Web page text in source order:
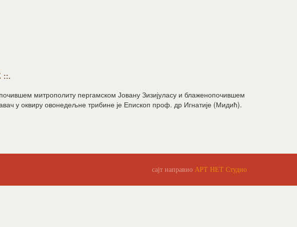
::.
митрополиту пергамском Јовану Зизијуласу и блаженопочившем
у оквиру овонедељне трибине је Епископ проф. др Игнатије (Мидић).
сајт направио АРТ НЕТ Студио